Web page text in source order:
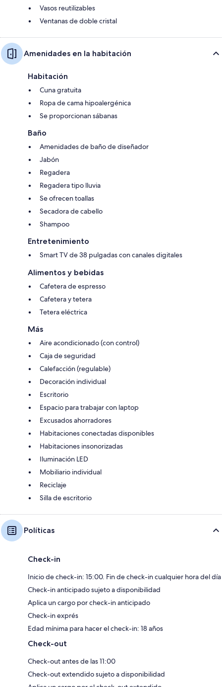
Vasos reutilizables
Ventanas de doble cristal
Amenidades en la habitación
Habitación
Cuna gratuita
Ropa de cama hipoalergénica
Se proporcionan sábanas
Baño
Amenidades de baño de diseñador
Jabón
Regadera
Regadera tipo lluvia
Se ofrecen toallas
Secadora de cabello
Shampoo
Entretenimiento
Smart TV de 38 pulgadas con canales digitales
Alimentos y bebidas
Cafetera de espresso
Cafetera y tetera
Tetera eléctrica
Más
Aire acondicionado (con control)
Caja de seguridad
Calefacción (regulable)
Decoración individual
Escritorio
Espacio para trabajar con laptop
Excusados ahorradores
Habitaciones conectadas disponibles
Habitaciones insonorizadas
Iluminación LED
Mobiliario individual
Reciclaje
Silla de escritorio
Políticas
Check-in
Inicio de check-in: 15:00. Fin de check-in cualquier hora del día
Check-in anticipado sujeto a disponibilidad
Aplica un cargo por check-in anticipado
Check-in exprés
Edad mínima para hacer el check-in: 18 años
Check-out
Check-out antes de las 11:00
Check-out extendido sujeto a disponibilidad